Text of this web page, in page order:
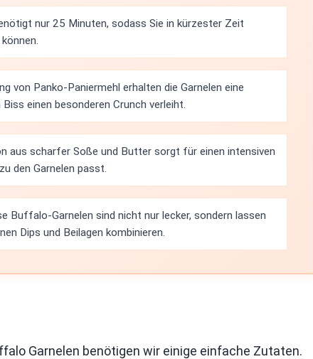
nur 25 Minuten, sodass Sie in kürzester Zeit
von Panko-Paniermehl erhalten die Garnelen eine
einen besonderen Crunch verleiht.
aus scharfer Soße und Butter sorgt für einen intensiven
den Garnelen passt.
Buffalo-Garnelen sind nicht nur lecker, sondern lassen
Dips und Beilagen kombinieren.
Garnelen benötigen wir einige einfache Zutaten.